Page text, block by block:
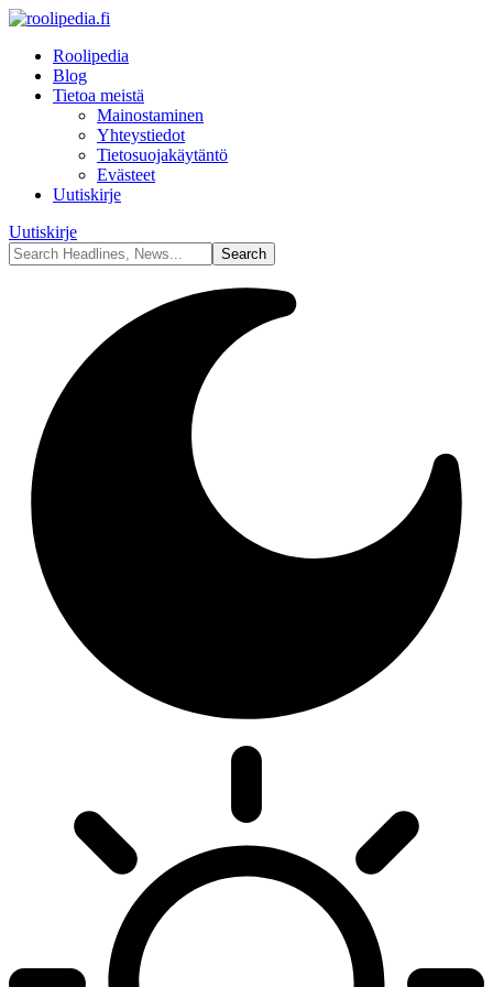
Roolipedia
Blog
Tietoa meistä
Mainostaminen
Yhteystiedot
Tietosuojakäytäntö
Evästeet
Uutiskirje
Uutiskirje